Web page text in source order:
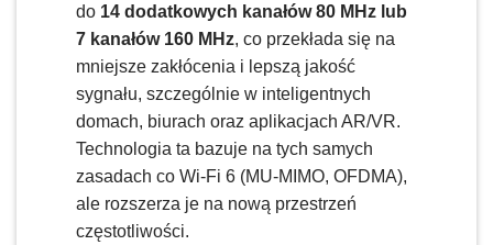
do 14 dodatkowych kanałów 80 MHz lub
7 kanałów 160 MHz, co przekłada się na
mniejsze zakłócenia i lepszą jakość
sygnału, szczególnie w inteligentnych
domach, biurach oraz aplikacjach AR/VR.
Technologia ta bazuje na tych samych
zasadach co Wi-Fi 6 (MU-MIMO, OFDMA),
ale rozszerza je na nową przestrzeń
częstotliwości.